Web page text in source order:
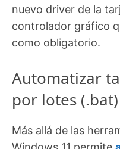
nuevo driver de la
controlador gráfico
como obligatorio.
Automatizar
por lotes (.bat)
Más allá de las